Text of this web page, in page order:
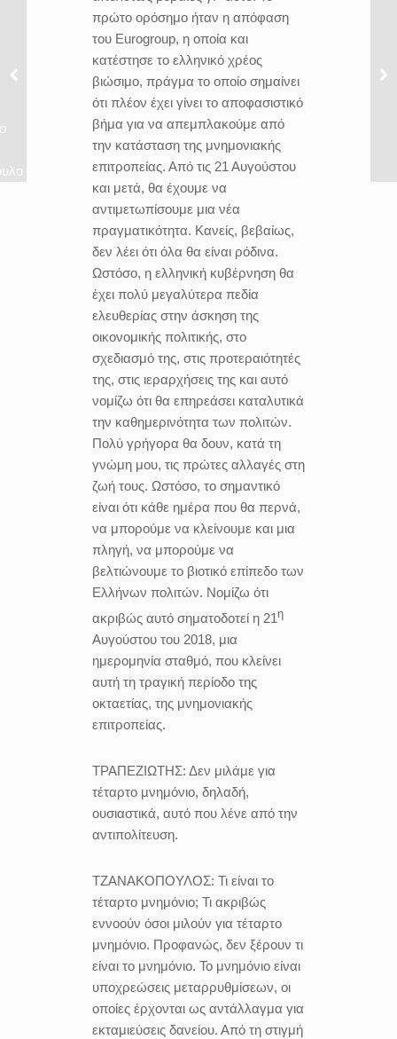
πρώτο ορόσημο ήταν η απόφαση
του Eurogroup, η οποία και
κατέστησε το ελληνικό χρέος
βιώσιμο, πράγμα το οποίο σημαίνει
ότι πλέον έχει γίνει το αποφασιστικό
βήμα για να απεμπλακούμε από
την κατάσταση της μνημονιακής
επιτροπείας. Από τις 21 Αυγούστου
και μετά, θα έχουμε να
αντιμετωπίσουμε μια νέα
πραγματικότητα. Κανείς, βεβαίως,
δεν λέει ότι όλα θα είναι ρόδινα.
Ωστόσο, η ελληνική κυβέρνηση θα
έχει πολύ μεγαλύτερα πεδία
ελευθερίας στην άσκηση της
οικονομικής πολιτικής, στο
σχεδιασμό της, στις προτεραιότητές
της, στις ιεραρχήσεις της και αυτό
νομίζω ότι θα επηρεάσει καταλυτικά
την καθημερινότητα των πολιτών.
Πολύ γρήγορα θα δουν, κατά τη
γνώμη μου, τις πρώτες αλλαγές στη
ζωή τους. Ωστόσο, το σημαντικό
είναι ότι κάθε ημέρα που θα περνά,
να μπορούμε να κλείνουμε και μια
πληγή, να μπορούμε να
βελτιώνουμε το βιοτικό επίπεδο των
Ελλήνων πολιτών. Νομίζω ότι
ακριβώς αυτό σηματοδοτεί η 21η
Αυγούστου του 2018, μια
ημερομηνία σταθμό, που κλείνει
αυτή τη τραγική περίοδο της
οκταετίας, της μνημονιακής
επιτροπείας.
ΤΡΑΠΕΖΙΩΤΗΣ: Δεν μιλάμε για
τέταρτο μνημόνιο, δηλαδή,
ουσιαστικά, αυτό που λένε από την
αντιπολίτευση.
ΤΖΑΝΑΚΟΠΟΥΛΟΣ: Τι είναι το
τέταρτο μνημόνιο; Τι ακριβώς
εννοούν όσοι μιλούν για τέταρτο
μνημόνιο. Προφανώς, δεν ξέρουν τι
είναι το μνημόνιο. Το μνημόνιο είναι
υποχρεώσεις μεταρρυθμίσεων, οι
οποίες έρχονται ως αντάλλαγμα για
εκταμιεύσεις δανείου. Από τη στιγμή